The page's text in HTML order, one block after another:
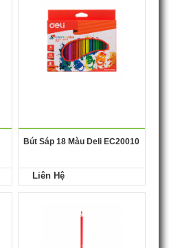
Bút Sáp 18 Màu Deli EC20010
Liên Hệ